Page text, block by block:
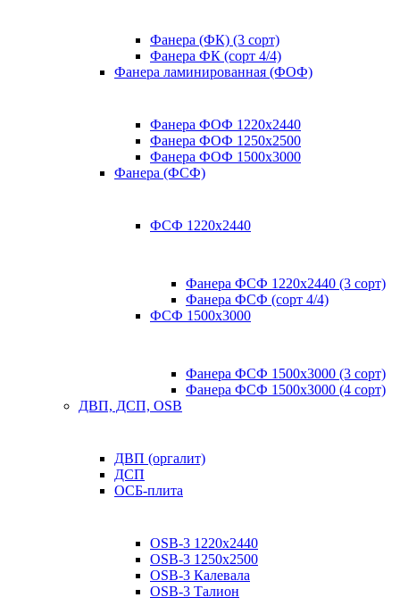
Фанера (ФК) (3 сорт)
Фанера ФК (сорт 4/4)
Фанера ламинированная (ФОФ)
Фанера ФОФ 1220x2440
Фанера ФОФ 1250x2500
Фанера ФОФ 1500x3000
Фанера (ФСФ)
ФСФ 1220х2440
Фанера ФСФ 1220х2440 (3 сорт)
Фанера ФСФ (сорт 4/4)
ФСФ 1500х3000
Фанера ФСФ 1500х3000 (3 сорт)
Фанера ФСФ 1500х3000 (4 сорт)
ДВП, ДСП, OSB
ДВП (оргалит)
ДСП
ОСБ-плита
OSB-3 1220х2440
OSB-3 1250х2500
OSB-3 Калевала
OSB-3 Талион